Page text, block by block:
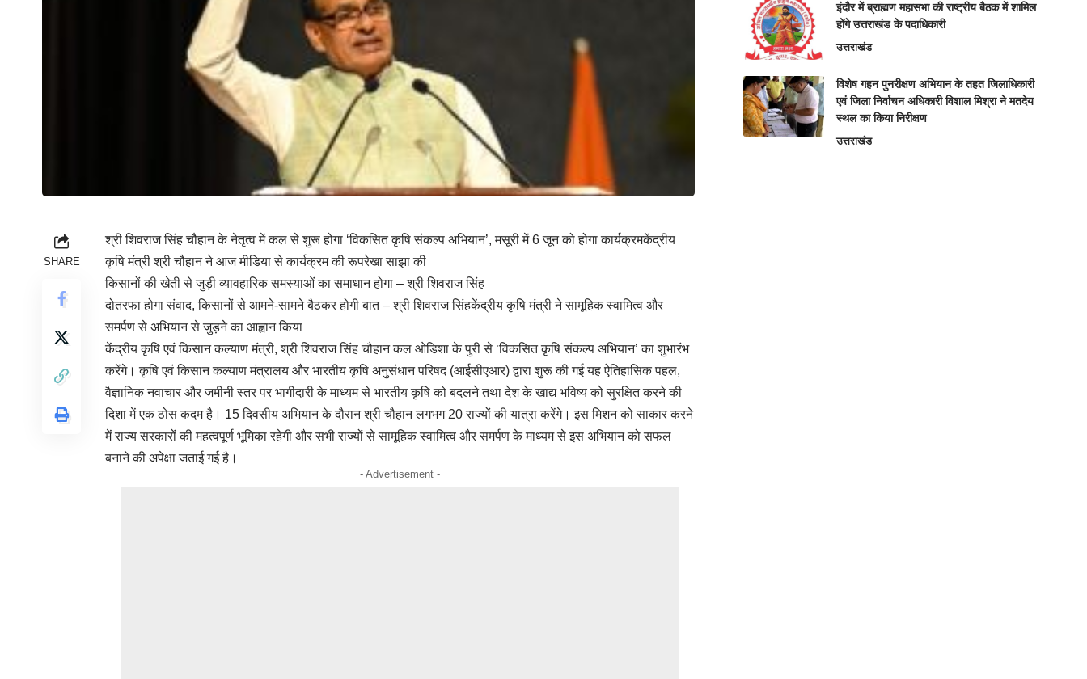
SHARE
श्री शिवराज सिंह चौहान के नेतृत्व में कल से शुरू होगा ‘विकसित कृषि संकल्प अभियान’, मसूरी में 6 जून को होगा कार्यक्रमकेंद्रीय
कृषि मंत्री श्री चौहान ने आज मीडिया से कार्यक्रम की रूपरेखा साझा की
किसानों की खेती से जुड़ी व्यावहारिक समस्याओं का समाधान होगा – श्री शिवराज सिंह
दोतरफा होगा संवाद, किसानों से आमने-सामने बैठकर होगी बात – श्री शिवराज सिंहकेंद्रीय कृषि मंत्री ने सामूहिक स्वामित्व और
समर्पण से अभियान से जुड़ने का आह्वान किया
केंद्रीय कृषि एवं किसान कल्याण मंत्री, श्री शिवराज सिंह चौहान कल ओडिशा के पुरी से ‘विकसित कृषि संकल्प अभियान’ का शुभारंभ
करेंगे। कृषि एवं किसान कल्याण मंत्रालय और भारतीय कृषि अनुसंधान परिषद (आईसीएआर) द्वारा शुरू की गई यह ऐतिहासिक पहल,
वैज्ञानिक नवाचार और जमीनी स्तर पर भागीदारी के माध्यम से भारतीय कृषि को बदलने तथा देश के खाद्य भविष्य को सुरक्षित करने की
दिशा में एक ठोस कदम है। 15 दिवसीय अभियान के दौरान श्री चौहान लगभग 20 राज्यों की यात्रा करेंगे। इस मिशन को साकार करने
में राज्य सरकारों की महत्वपूर्ण भूमिका रहेगी और सभी राज्यों से सामूहिक स्वामित्व और समर्पण के माध्यम से इस अभियान को सफल
बनाने की अपेक्षा जताई गई है।
- Advertisement -
इंदौर में ब्राह्मण महासभा की राष्ट्रीय बैठक में शामिल
होंगे उत्तराखंड के पदाधिकारी
उत्तराखंड
विशेष गहन पुनरीक्षण अभियान के तहत जिलाधिकारी
एवं जिला निर्वाचन अधिकारी विशाल मिश्रा ने मतदेय
स्थल का किया निरीक्षण
उत्तराखंड